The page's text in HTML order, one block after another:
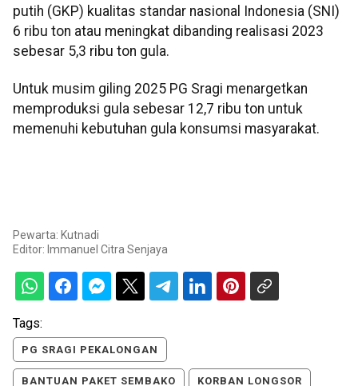
putih (GKP) kualitas standar nasional Indonesia (SNI)
6 ribu ton atau meningkat dibanding realisasi 2023
sebesar 5,3 ribu ton gula.
Untuk musim giling 2025 PG Sragi menargetkan
memproduksi gula sebesar 12,7 ribu ton untuk
memenuhi kebutuhan gula konsumsi masyarakat.
Pewarta: Kutnadi
Editor: Immanuel Citra Senjaya
Tags:
PG SRAGI PEKALONGAN
BANTUAN PAKET SEMBAKO KORBAN LONGSOR